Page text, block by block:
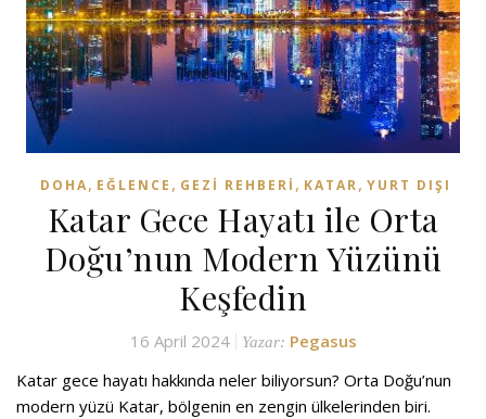
DOHA, EĞLENCE , GEZI REHBERI , KATAR, YURT DIŞI
Katar Gece Hayatı ile Orta
Doğu’nun Modern Yüzünü
Keşfedin
16 April 2024 Yazar: Pegasus
Katar gece hayatı hakkında neler biliyorsun? Orta Doğu’nun
modern yüzü Katar, bölgenin en zengin ülkelerinden biri.